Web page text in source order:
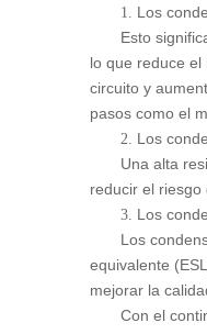
1. Los
Esto
lo que reduce
circuito y
pasos como el
2. Los
Una alta
reducir el
3. Los
Los
equivalente
mejorar la
Con el